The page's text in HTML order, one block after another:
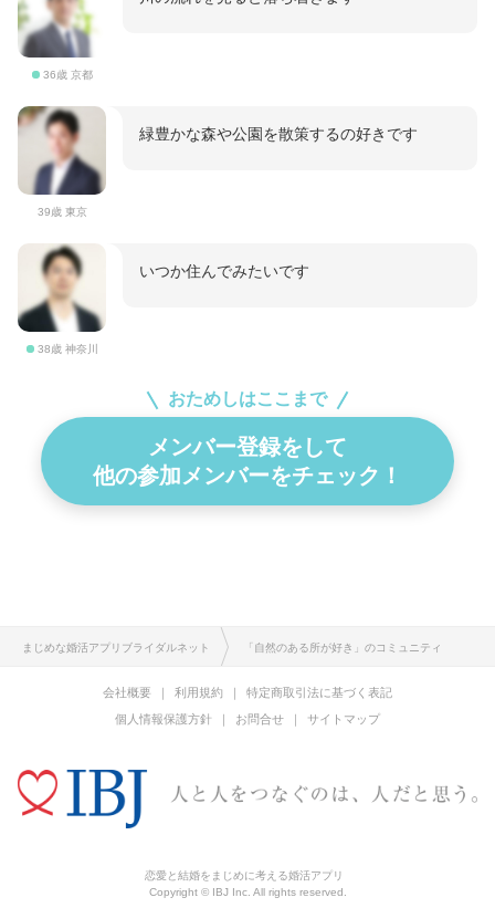
36歳 京都
39歳 東京
緑豊かな森や公園を散策するの好きです
38歳 神奈川
いつか住んでみたいです
おためしはここまで
メンバー登録をして
他の参加メンバーをチェック！
まじめな婚活アプリブライダルネット 「自然のある所が好き」のコミュニティ
会社概要 利用規約
特定商取引法に基づく表記
個人情報保護方針
お問合せ サイトマップ
恋愛と結婚をまじめに考える婚活アプリ
Copyright © IBJ Inc. All rights reserved.